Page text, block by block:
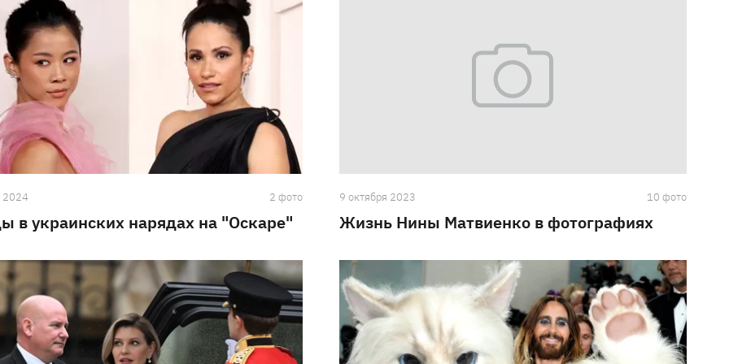
2024 2 фото
в украинских нарядах на "Оскаре"
9 октября 2023 10 фото
Жизнь Нины Матвиенко в фотографиях